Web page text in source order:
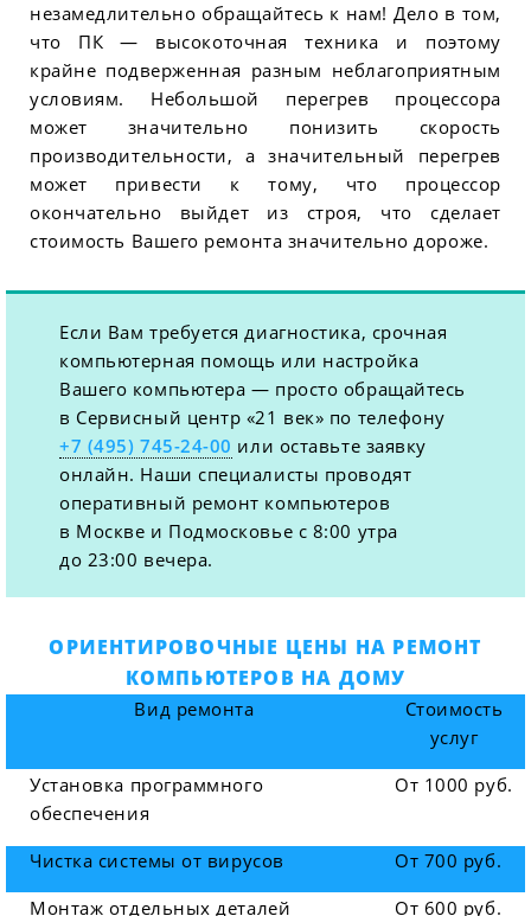
незамедлительно обращайтесь к нам! Дело в том,
что ПК — высокоточная техника и поэтому
крайне подверженная разным неблагоприятным
условиям. Небольшой перегрев процессора
может значительно понизить скорость
производительности, а значительный перегрев
может привести к тому, что процессор
окончательно выйдет из строя, что сделает
стоимость Вашего ремонта значительно дороже.
Если Вам требуется диагностика, срочная
компьютерная помощь или настройка
Вашего компьютера — просто обращайтесь
в Сервисный центр «21 век» по телефону
+7 (495) 745-24-00 или оставьте заявку
онлайн. Наши специалисты проводят
оперативный ремонт компьютеров
в Москве и Подмосковье с 8:00 утра
до 23:00 вечера.
ОРИЕНТИРОВОЧНЫЕ ЦЕНЫ НА РЕМОНТ
КОМПЬЮТЕРОВ НА ДОМУ
Вид ремонта
Стоимость
услуг
Установка программного
обеспечения
От 1000 руб.
Чистка системы от вирусов
От 700 руб.
Монтаж отдельных деталей
От 600 руб.